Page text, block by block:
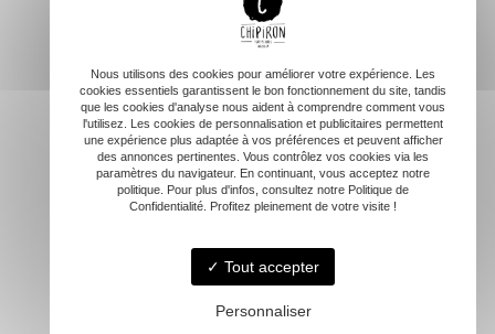
Accueil
L’école
Cours & Stages de surf
Carte cadeau
Sessions spéciales
FAQ
Contact
Nous utilisons des cookies pour améliorer votre expérience. Les
cookies essentiels garantissent le bon fonctionnement du site, tandis
que les cookies d'analyse nous aident à comprendre comment vous
l'utilisez. Les cookies de personnalisation et publicitaires permettent
une expérience plus adaptée à vos préférences et peuvent afficher
des annonces pertinentes. Vous contrôlez vos cookies via les
paramètres du navigateur. En continuant, vous acceptez notre
politique. Pour plus d'infos, consultez notre Politique de
Confidentialité. Profitez pleinement de votre visite !
Tout accepter
Personnaliser